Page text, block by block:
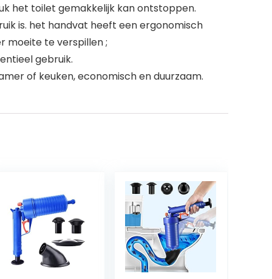
het toilet gemakkelijk kan ontstoppen.
is. het handvat heeft een ergonomisch
moeite te verspillen ;
gebruik.
of keuken, economisch en duurzaam.